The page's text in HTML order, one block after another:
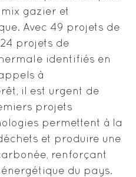
gazier et
Avec 49 projets de
projets de
identifiés en
à
il est urgent de
projets
permettent à la
et produire une
renforçant
du pays.